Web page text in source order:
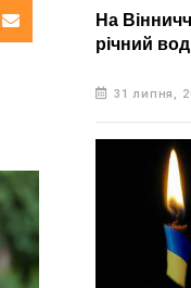
На
річний
31 липня,